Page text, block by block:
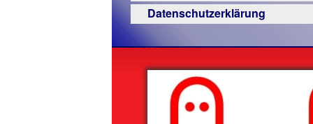
Schule
–
Beruf
Senioren
Hilfsmittel
Berufsbildungswerke
Hörbüchereien
Reha-
Datenschutzerklärung